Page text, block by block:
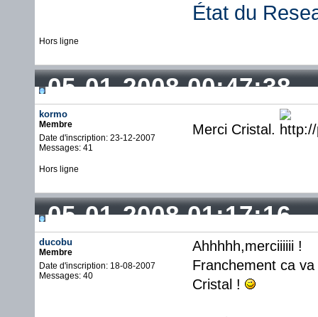
État du
Hors ligne
05-01-2008 00:47:38
kormo
Membre
Date d'inscription: 23-12-2007
Messages: 41
Merci Cristal.
Hors ligne
05-01-2008 01:17:16
ducobu
Membre
Date d'inscription: 18-08-2007
Messages: 40
Ahhhhh,merciiiiii !
Franchement ca
Cristal !